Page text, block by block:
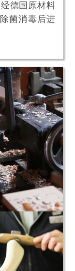
德国原材料
菌消毒后进